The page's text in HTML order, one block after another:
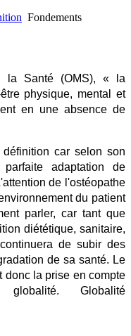
Fondements
la Santé (OMS), « la
physique, mental et
en une absence de
définition car selon son
adaptation de
de l'ostéopathe
du patient
parler, car tant que
diététique, sanitaire,
de subir des
de sa santé. Le
donc la prise en compte
Globalité